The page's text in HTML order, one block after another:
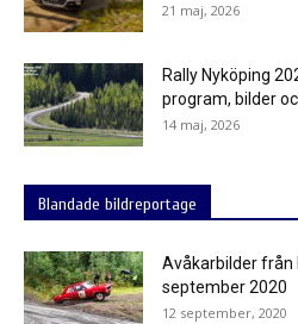
21 maj, 2026
Rally Nyköping
program, bilder
14 maj, 2026
Blandade bildreportage
Avåkarbilder från
september 2020
12 september, 2020